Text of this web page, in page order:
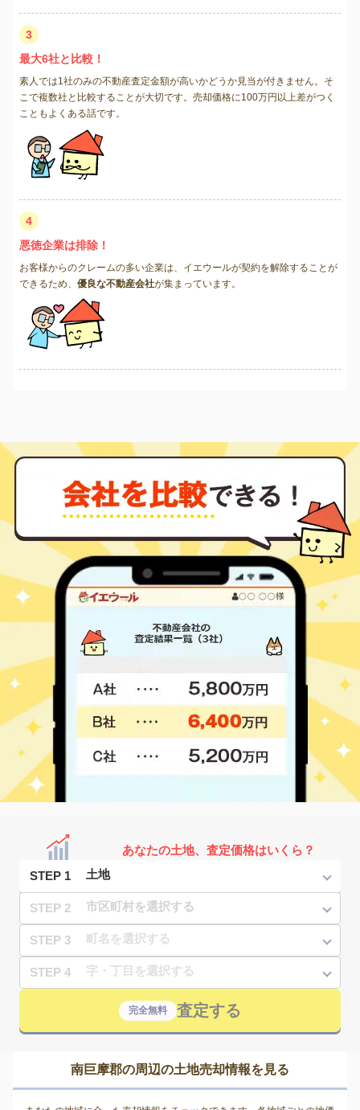
3
最大6社と比較！
素人では1社のみの不動産査定金額が高いかどうか見当が付きません。そ
こで複数社と比較することが大切です。売却価格に100万円以上差がつく
こともよくある話です。
4
悪徳企業は排除！
お客様からのクレームの多い企業は、イエウールが契約を解除することが
できるため、 優良な不動産会社が集まっています。
あなたの土地、査定価格はいくら？
STEP 1
STEP 2
STEP 3
STEP 4
完全無料 査定する
南巨摩郡の周辺の土地売却情報を見る